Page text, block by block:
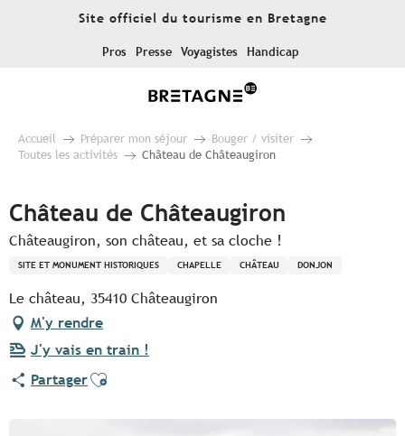
Site officiel du tourisme en Bretagne
Pros Presse Voyagistes Handicap
Accueil Préparer mon séjour
Bouger / visiter
Toutes les activités
Château de Châteaugiron
Château de Châteaugiron
Châteaugiron, son château, et sa cloche !
SITE ET MONUMENT HISTORIQUES CHAPELLE CHÂTEAU DONJON
Le château, 35410 Châteaugiron
M'y rendre
J'y vais en train !
PartagerAjouter aux favoris